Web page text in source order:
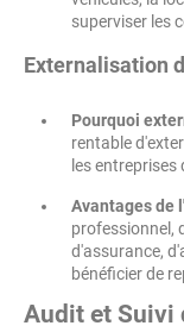
superviser les
Externalisation
Pourquoi
rentable
les entreprises
Avantages de
professionnel,
d'assurance,
bénéficier de
Audit et Suivi